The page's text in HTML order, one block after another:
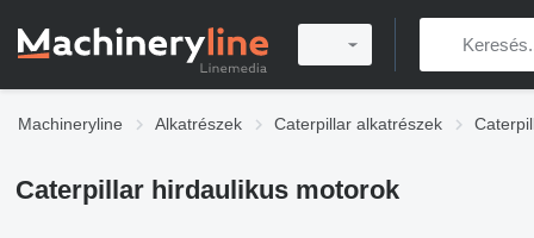
Machineryline Alkatrészek Caterpillar alkatrészek
Caterpillar hirdaulikus motorok